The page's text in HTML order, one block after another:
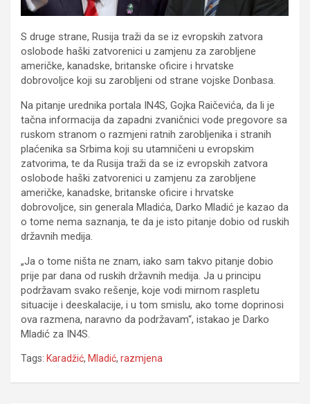
S druge strane, Rusija traži da se iz evropskih zatvora
oslobode haški zatvorenici u zamjenu za zarobljene
američke, kanadske, britanske oficire i hrvatske
dobrovoljce koji su zarobljeni od strane vojske Donbasa.
Na pitanje urednika portala IN4S, Gojka Raičevića, da li je
tačna informacija da zapadni zvaničnici vode pregovore sa
ruskom stranom o razmjeni ratnih zarobljenika i stranih
plaćenika sa Srbima koji su utamničeni u evropskim
zatvorima, te da Rusija traži da se iz evropskih zatvora
oslobode haški zatvorenici u zamjenu za zarobljene
američke, kanadske, britanske oficire i hrvatske
dobrovoljce, sin generala Mladića, Darko Mladić je kazao da
o tome nema saznanja, te da je isto pitanje dobio od ruskih
državnih medija.
„Ja o tome ništa ne znam, iako sam takvo pitanje dobio
prije par dana od ruskih državnih medija. Ja u principu
podržavam svako rešenje, koje vodi mirnom raspletu
situacije i deeskalacije, i u tom smislu, ako tome doprinosi
ova razmena, naravno da podržavam“, istakao je Darko
Mladić za IN4S.
Tags: Karadžić, Mladić, razmjena